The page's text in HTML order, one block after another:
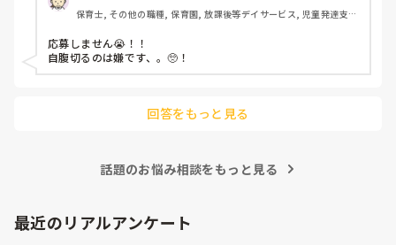
保育士, その他の職種, 保育園, 放課後等デイサービス, 児童発達支援
応募しません😭！！
自腹切るのは嫌です、。🥺！
回答をもっと見る
話題のお悩み相談をもっと見る
最近のリアルアンケート